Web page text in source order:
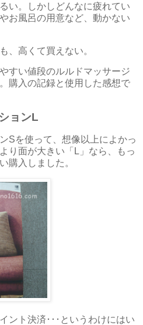
い。しかしどんなに疲れてい
お風呂の用意など、動かない
、高くて買えない。
すい値段のルルドマッサージ
購入の記録と使用した感想で
ョンL
Sを使って、想像以上によかっ
り面が大きい「L」なら、もっ
購入しました。
ント決済･･･というわけにはい